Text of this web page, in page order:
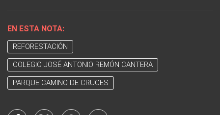
EN ESTA NOTA:
REFORESTACIÓN
COLEGIO JOSÉ ANTONIO REMÓN CANTERA
PARQUE CAMINO DE CRUCES